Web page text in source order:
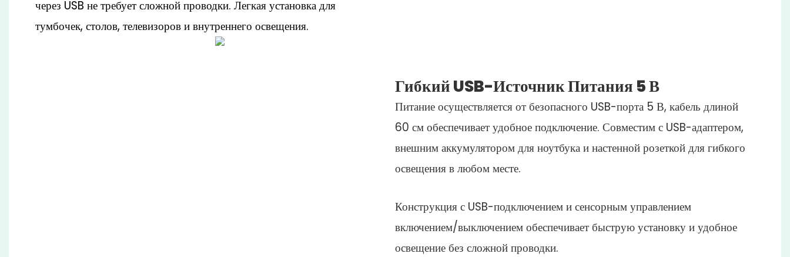
через USB не требует сложной проводки. Легкая установка для
тумбочек, столов, телевизоров и внутреннего освещения.
Гибкий USB-Источник Питания 5 В
Питание осуществляется от безопасного USB-порта 5 В, кабель длиной
60 см обеспечивает удобное подключение. Совместим с USB-адаптером,
внешним аккумулятором для ноутбука и настенной розеткой для гибкого
освещения в любом месте.
Конструкция с USB-подключением и сенсорным управлением
включением/выключением обеспечивает быструю установку и удобное
освещение без сложной проводки.